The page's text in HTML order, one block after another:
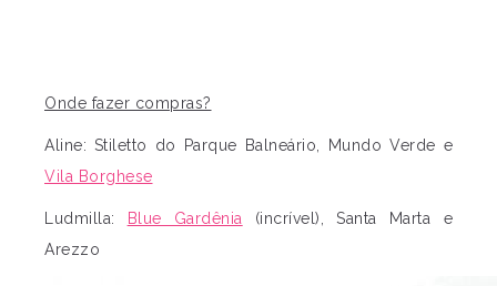
Onde fazer compras?
Aline: Stiletto do Parque Balneário, Mundo Verde e
Vila Borghese
Ludmilla: Blue Gardênia
(incrível), Santa Marta e
Arezzo